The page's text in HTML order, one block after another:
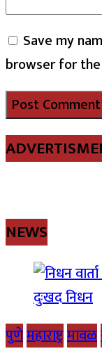
Save my
browser for
NEWS
पुणेमहाराष्ट्रमावळ